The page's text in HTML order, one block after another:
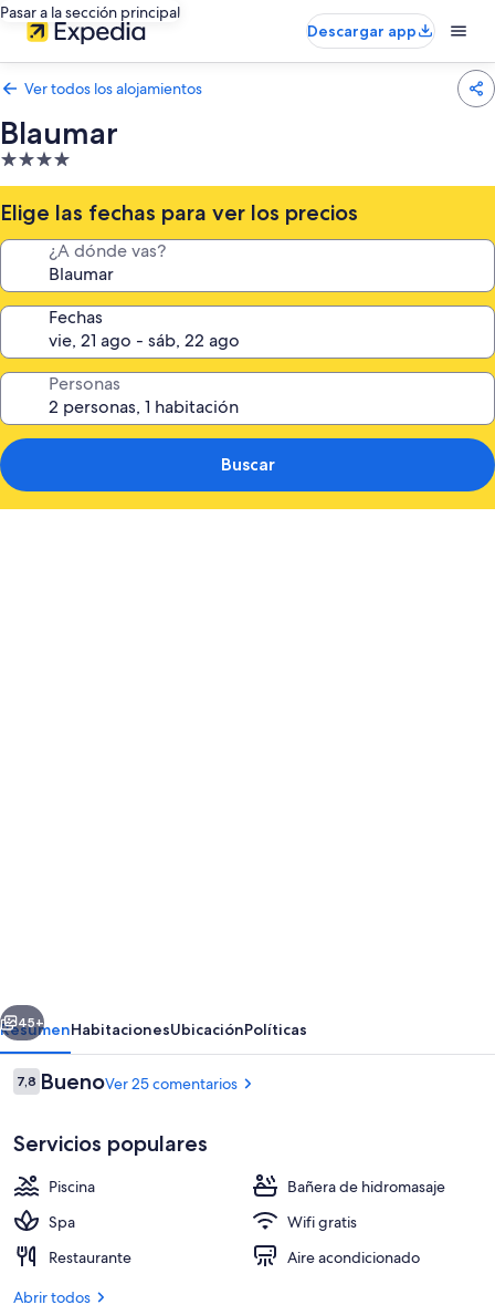
Pasar a la sección principal
Descargar app
Ver todos los alojamientos
Blaumar
Alojamiento
de
4.0 estrellas
Elige las fechas para ver los precios
¿A dónde vas?
Fechas
Personas
Buscar
Una piscina al aire libre (de 09:00 a
Siguiente
45+
ResumenHabitacionesUbicaciónPolíticas
Comentarios
7,87,8 de 10
BuenoVer 25 comentarios
Servicios populares
Piscina
Bañera de hidromasaje
Spa
Wifi gratis
Restaurante
Aire acondicionado
Abrir todos